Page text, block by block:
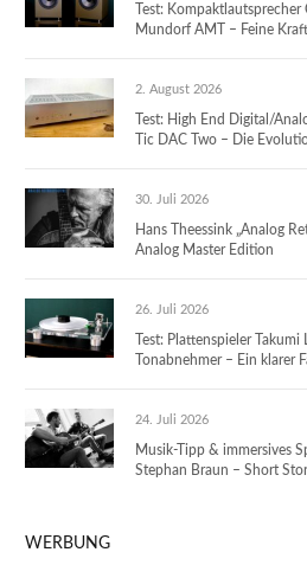
Test:
Mundorf AMT – Feine
2. August 2026
Test: High End Digital/
Tic DAC Two – Die
30. Juli 2026
Hans Theessink „Analog
Analog Master Edition
26. Juli 2026
Test: Plattenspieler
Tonabnehmer – Ein klarer
24. Juli 2026
Musik-Tipp & immersives
Stephan Braun – Short
WERBUNG